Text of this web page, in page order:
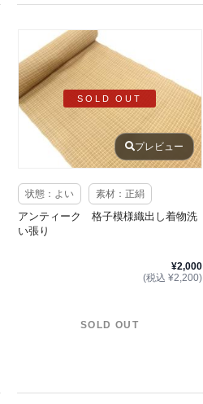
SOLD OUT
プレビュー
状態：よい 素材：正絹
アンティーク 格子模様織出し着物洗
い張り
¥2,000
(税込 ¥2,200)
SOLD OUT